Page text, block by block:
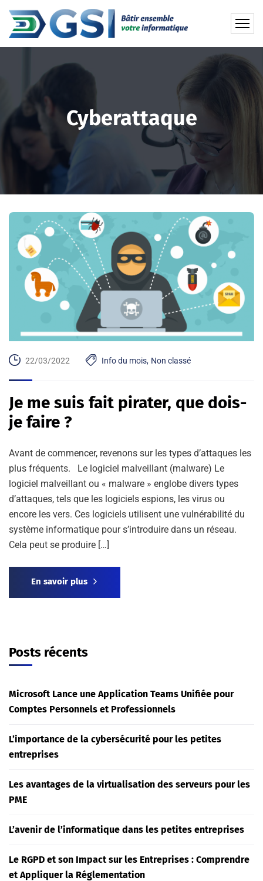
Cyberattaque
22/03/2022 Info du mois, Non classé
Je me suis fait pirater, que dois-
je faire ?
Avant de commencer, revenons sur les types d’attaques les
plus fréquents. Le logiciel malveillant (malware) Le
logiciel malveillant ou « malware » englobe divers types
d’attaques, tels que les logiciels espions, les virus ou
encore les vers. Ces logiciels utilisent une vulnérabilité du
système informatique pour s’introduire dans un réseau.
Cela peut se produire […]
En savoir plus
Posts récents
Microsoft Lance une Application Teams Unifiée pour
Comptes Personnels et Professionnels
L’importance de la cybersécurité pour les petites
entreprises
Les avantages de la virtualisation des serveurs pour les
PME
L’avenir de l’informatique dans les petites entreprises
Le RGPD et son Impact sur les Entreprises : Comprendre
et Appliquer la Réglementation